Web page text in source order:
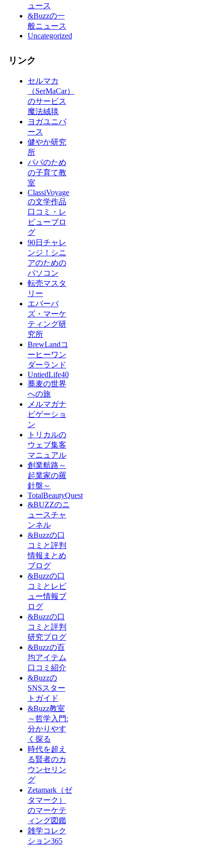
ュース
&Buzzの一
般ニュース
Uncategorized
リンク
セルマカ
（SerMaCar）
のサービス
魔法絨毯
ヨガユニバ
ース
健やか研究
所
パパのため
の子育て教
室
ClassiVoyage
の文学作品
口コミ・レ
ビューブロ
グ
90日チャレ
ンジ！シニ
アのための
パソコン
転売マスタ
リー
エバーバ
ズ・マーケ
ティング研
究所
BrewLandコ
ーヒーワン
ダーランド
UntiedLife40
蕎麦の世界
への旅
メルマガナ
ビゲーショ
ン
トリカルの
ウェブ集客
マニュアル
創業航路～
起業家の羅
針盤～
TotalBeautyQuest
&BUZZのニ
ュースチャ
ンネル
&Buzzの口
コミと評判
情報まとめ
ブログ
&Buzzの口
コミとレビ
ュー情報ブ
ログ
&Buzzの口
コミと評判
研究ブログ
&Buzzの百
均アイテム
口コミ紹介
&Buzzの
SNSスター
トガイド
&Buzz教室
～哲学入門:
分かりやす
く探る
時代を超え
る賢者のカ
ウンセリン
グ
Zetamark（ゼ
タマーク）
のマーケテ
ィング図鑑
雑学コレク
ション365